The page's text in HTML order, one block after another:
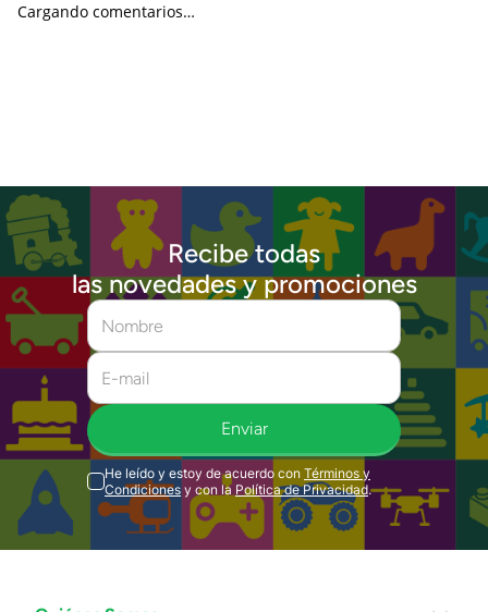
Cargando comentarios…
Recibe todas
las novedades y promociones
Enviar
He leído y estoy de acuerdo con Términos y
Condiciones y con la Política de Privacidad.